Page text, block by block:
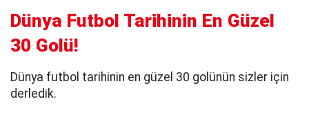
Dünya Futbol Tarihinin En Güzel
30 Golü!
Dünya futbol tarihinin en güzel 30 golünün sizler için
derledik.